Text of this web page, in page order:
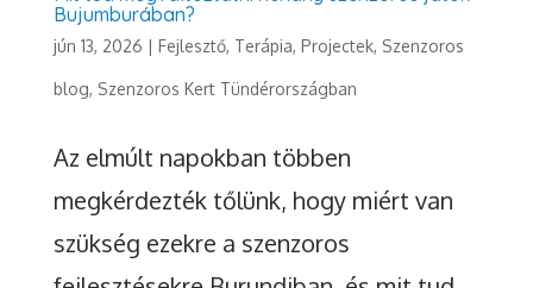
Bujumburában?
jún 13, 2026 | Fejlesztő, Terápia, Projectek, Szenzoros
blog, Szenzoros Kert Tündérországban
Az elmúlt napokban többen
megkérdezték tőlünk, hogy miért van
szükség ezekre a szenzoros